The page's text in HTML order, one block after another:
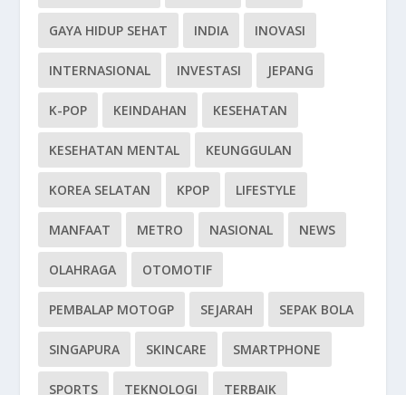
GAYA HIDUP SEHAT INDIA INOVASI
INTERNASIONAL INVESTASI JEPANG
K-POP KEINDAHAN KESEHATAN
KESEHATAN MENTAL KEUNGGULAN
KOREA SELATAN KPOP LIFESTYLE
MANFAAT METRO NASIONAL NEWS
OLAHRAGA OTOMOTIF
PEMBALAP MOTOGP SEJARAH SEPAK BOLA
SINGAPURA SKINCARE SMARTPHONE
SPORTS TEKNOLOGI TERBAIK